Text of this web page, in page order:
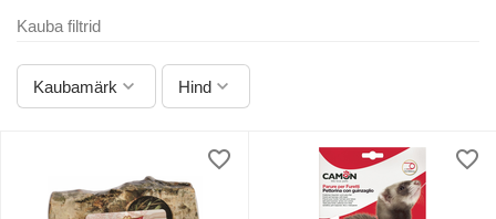
Kauba filtrid
Kaubamärk Hind